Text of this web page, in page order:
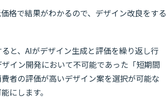
格で結果がわかるので、デザイン改良をする
と、AIがデザイン生成と評価を繰り返し行
イン開発において不可能であった「短期間
者の評価が高いデザイン案を選択が可能な
にします。